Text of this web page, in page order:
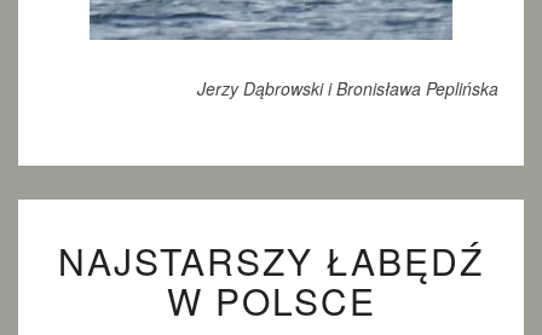
Jerzy Dąbrowski i Bronisława Peplińska
A
J
NAJSTARSZY ŁABĘDŹ
W POLSCE